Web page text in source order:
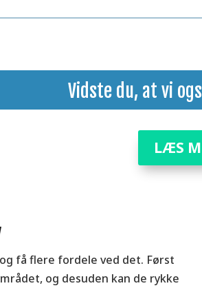
Vidste du, at vi
LÆS
få flere fordele ved det. Først
og desuden kan de rykke